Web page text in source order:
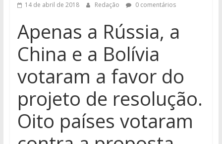
14 de abril de 2018 Redação 0 comentários
Apenas a Rússia, a
China e a Bolívia
votaram a favor do
projeto de resolução.
Oito países votaram